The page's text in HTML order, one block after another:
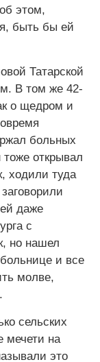
этом,
быть бы ей
Татарской
В том же 42-
о щедром и
больных
открывал
ходили туда
даже
с
но нашел
и все
молве,
сельских
мечети на
это